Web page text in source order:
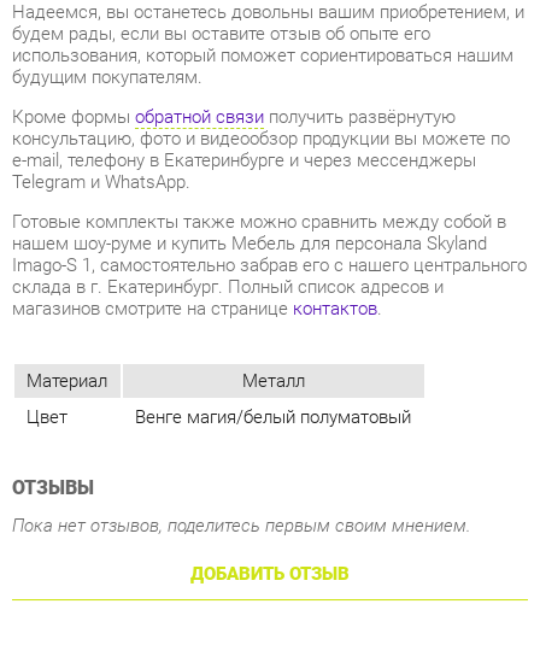
Кроме формы обратной связиполучить развёрнутую
консультацию, фото и видеообзор продукции вы можете по
e-mail, телефону в Екатеринбурге и через мессенджеры
Telegram и WhatsApp.
Готовые комплекты также можно сравнить между собой в
нашем шоу-руме и купить Мебель для персонала Skyland
Imago-S 1, самостоятельно забрав его с нашего центрального
склада в г. Екатеринбург. Полный список адресов и
магазинов смотрите на странице
Материал
Металл
Цвет
Венге магия/белый полуматовый
ОТЗЫВЫ
Пока нет отзывов, поделитесь первым своим мнением.